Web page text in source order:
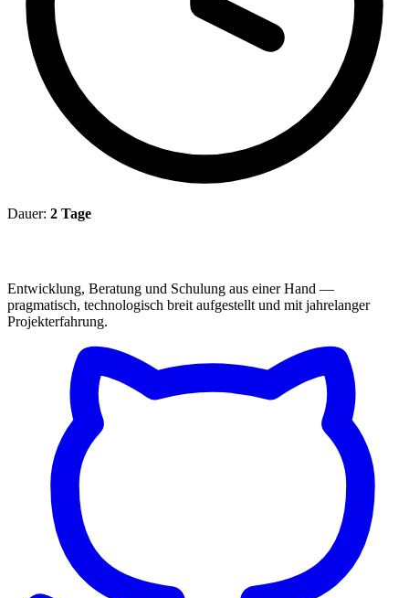
Dauer: 2 Tage
Entwicklung, Beratung und Schulung aus einer Hand —
pragmatisch, technologisch breit aufgestellt und mit jahrelanger
Projekterfahrung.